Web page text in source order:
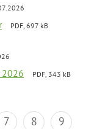
PDF, 697 kB
PDF, 343 kB
7 8
9